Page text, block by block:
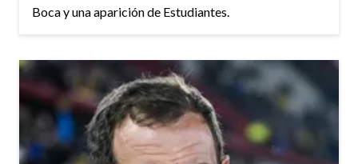
Boca y una aparición de Estudiantes.